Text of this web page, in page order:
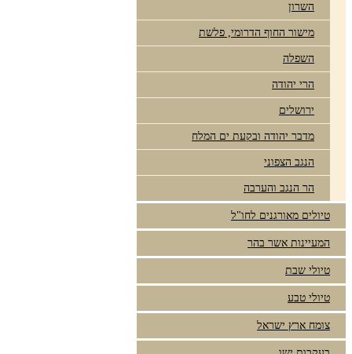
השרון
מישור החוף הדרומי, פלשת
השפלה
הרי יהודה
ירושלים
מדבר יהודה ובקעת ים המלח
הנגב הצפוני
הר הנגב והערבה
טיולים מאורגנים לחו"ל
המעיינות אשר בהר
טיולי שבת
טיולי טבע
צומח ארץ ישראל